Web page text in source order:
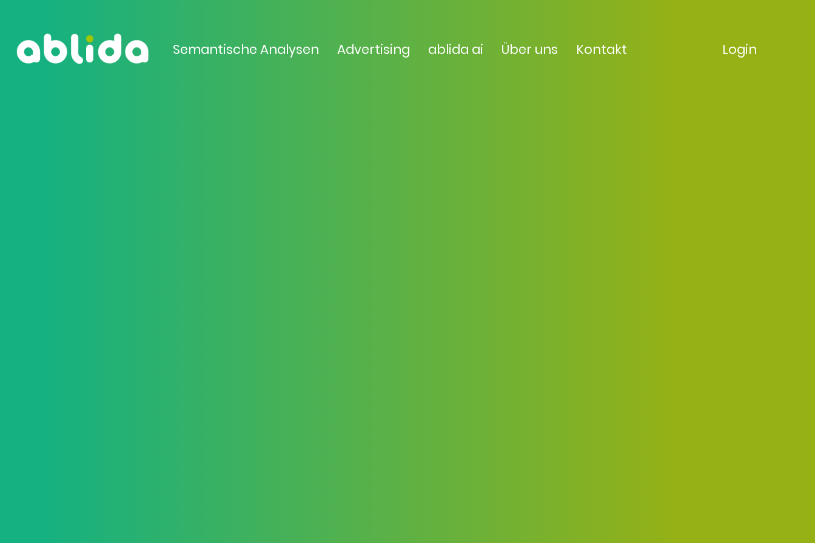
Semantische Analysen Advertising ablida ai Über uns Kontakt Login